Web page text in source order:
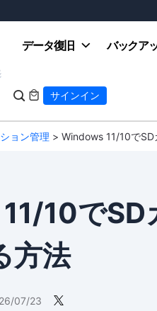
データ復旧 バックア
  サインイン
ョン管理 > Windows 11/10で
10でSD
方法
07/23 